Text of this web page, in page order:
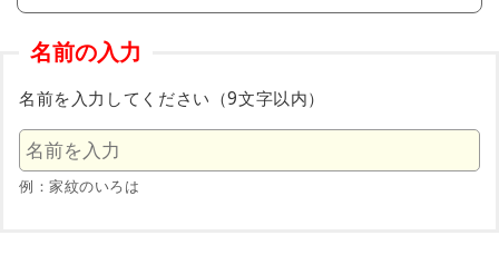
名前の入力
名前を入力してください（9文字以内）
例：家紋のいろは